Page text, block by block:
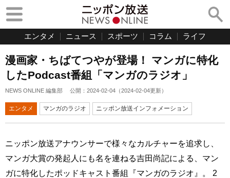
エンタメ ニュース スポーツ コラム ライフ
漫画家・ちばてつやが登場！ マンガに特化
したPodcast番組「マンガのラジオ」
NEWS ONLINE 編集部 公開： 2024-02-04 （2024-02-04更新）
エンタメ マンガのラジオ ニッポン放送インフォメーション
ニッポン放送アナウンサーで様々なカルチャーを追求し、
マンガ大賞の発起人にも名を連ねる吉田尚記による、マン
ガに特化したポッドキャスト番組『マンガのラジオ』。 2